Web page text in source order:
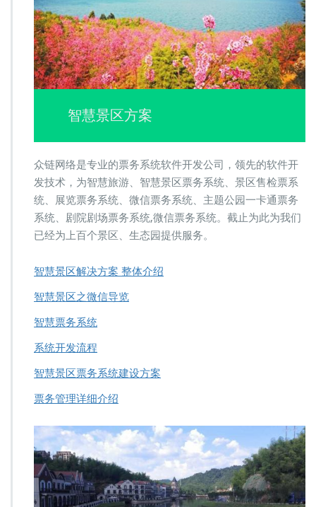
智慧景区方案
众链网络是专业的票务系统软件开发公司，领先的软件开
发技术，为智慧旅游、智慧景区票务系统、景区售检票系
统、展览票务系统、微信票务系统、主题公园一卡通票务
系统、剧院剧场票务系统,微信票务系统。截止为此为我们
已经为上百个景区、生态园提供服务。
智慧景区解决方案 整体介绍
智慧景区之微信导览
智慧票务系统
系统开发流程
智慧景区票务系统建设方案
票务管理详细介绍